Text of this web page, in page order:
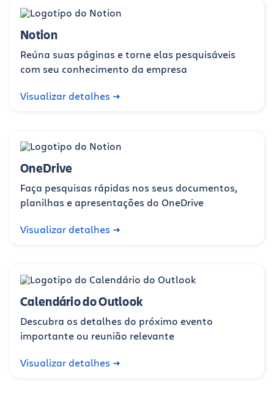
Notion
Reúna suas páginas e torne elas pesquisáveis
com seu conhecimento da empresa
Visualizar detalhes
OneDrive
Faça pesquisas rápidas nos seus documentos,
planilhas e apresentações do OneDrive
Visualizar detalhes
Calendário do Outlook
Descubra os detalhes do próximo evento
importante ou reunião relevante
Visualizar detalhes